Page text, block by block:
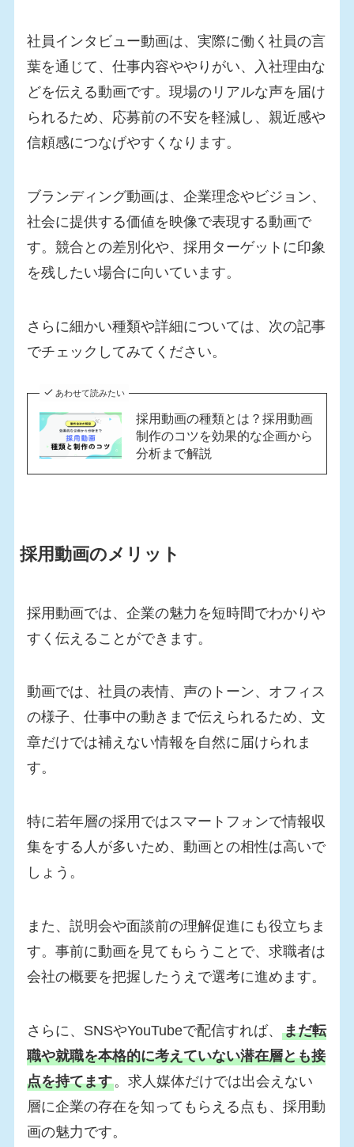
社員インタビュー動画は、実際に働く社員の言
葉を通じて、仕事内容ややりがい、入社理由な
どを伝える動画です。現場のリアルな声を届け
られるため、応募前の不安を軽減し、親近感や
信頼感につなげやすくなります。
ブランディング動画は、企業理念やビジョン、
社会に提供する価値を映像で表現する動画で
す。競合との差別化や、採用ターゲットに印象
を残したい場合に向いています。
さらに細かい種類や詳細については、次の記事
でチェックしてみてください。
あわせて読みたい
採用動画の種類とは？採用動画
制作のコツを効果的な企画から
分析まで解説
採用動画のメリット
採用動画では、企業の魅力を短時間でわかりや
すく伝えることができます。
動画では、社員の表情、声のトーン、オフィス
の様子、仕事中の動きまで伝えられるため、文
章だけでは補えない情報を自然に届けられま
す。
特に若年層の採用ではスマートフォンで情報収
集をする人が多いため、動画との相性は高いで
しょう。
また、説明会や面談前の理解促進にも役立ちま
す。事前に動画を見てもらうことで、求職者は
会社の概要を把握したうえで選考に進めます。
さらに、SNSやYouTubeで配信すれば、まだ転
職や就職を本格的に考えていない潜在層とも接
点を持てます。求人媒体だけでは出会えない
層に企業の存在を知ってもらえる点も、採用動
画の魅力です。